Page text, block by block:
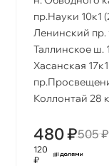
пр.Науки 10к1
Ленинский пр.
Таллинское ш.
Хасанская
Коллонтай 28
480 ₽505 ₽
120
₽